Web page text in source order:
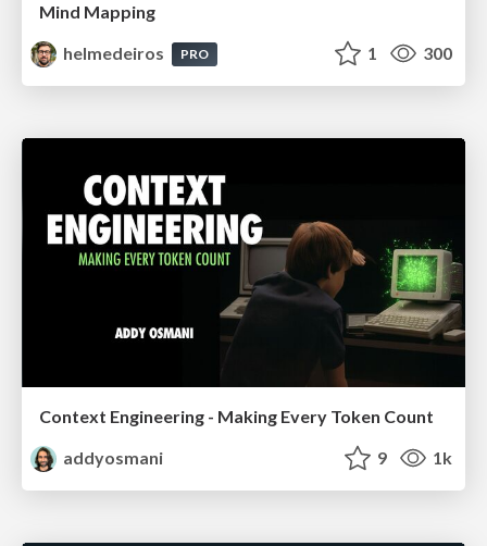
Mind Mapping
helmedeiros
PRO 1 300
Context Engineering - Making Every Token Count
addyosmani
9 1k